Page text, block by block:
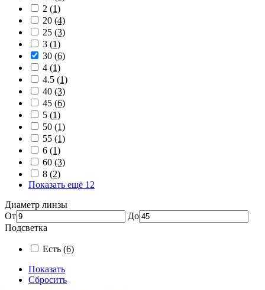
2 (1)
20 (4)
25 (3)
3 (1)
30 (6)
4 (1)
4.5 (1)
40 (3)
45 (6)
5 (1)
50 (1)
55 (1)
6 (1)
60 (3)
8 (2)
Показать ещё 12
Диаметр линзы
От
До
Подсветка
Есть (6)
Показать
Сбросить